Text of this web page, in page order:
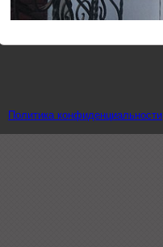
Политика конфиденциальности